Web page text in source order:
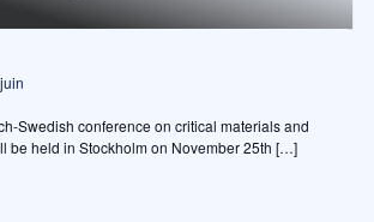
Swedish conference on critical materials and
be held in Stockholm on November 25th […]